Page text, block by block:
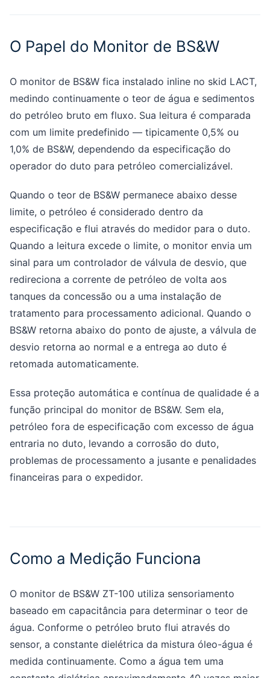
O Papel do Monitor de BS&W
O monitor de BS&W fica instalado inline no skid LACT,
medindo continuamente o teor de água e sedimentos
do petróleo bruto em fluxo. Sua leitura é comparada
com um limite predefinido — tipicamente 0,5% ou
1,0% de BS&W, dependendo da especificação do
operador do duto para petróleo comercializável.
Quando o teor de BS&W permanece abaixo desse
limite, o petróleo é considerado dentro da
especificação e flui através do medidor para o duto.
Quando a leitura excede o limite, o monitor envia um
sinal para um controlador de válvula de desvio, que
redireciona a corrente de petróleo de volta aos
tanques da concessão ou a uma instalação de
tratamento para processamento adicional. Quando o
BS&W retorna abaixo do ponto de ajuste, a válvula de
desvio retorna ao normal e a entrega ao duto é
retomada automaticamente.
Essa proteção automática e contínua de qualidade é a
função principal do monitor de BS&W. Sem ela,
petróleo fora de especificação com excesso de água
entraria no duto, levando a corrosão do duto,
problemas de processamento a jusante e penalidades
financeiras para o expedidor.
Como a Medição Funciona
O monitor de BS&W ZT-100 utiliza sensoriamento
baseado em capacitância para determinar o teor de
água. Conforme o petróleo bruto flui através do
sensor, a constante dielétrica da mistura óleo-água é
medida continuamente. Como a água tem uma